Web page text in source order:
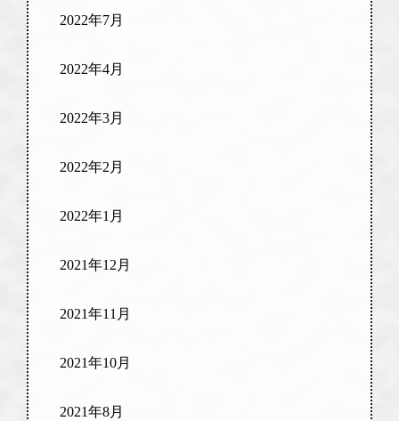
2022年7月
2022年4月
2022年3月
2022年2月
2022年1月
2021年12月
2021年11月
2021年10月
2021年8月